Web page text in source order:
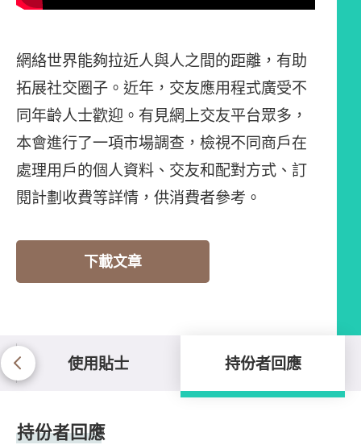
網絡世界能夠拉近人與人之間的距離，有助
拓展社交圈子。近年，交友應用程式廣受不
同年齡人士歡迎。有見網上交友平台眾多，
本會進行了一項市場調查，檢視不同商戶在
處理用戶的個人資料、交友和配對方式、訂
閱計劃收費等詳情，供消費者參考。
下載文章
使用貼士 持份者回應
持份者回應